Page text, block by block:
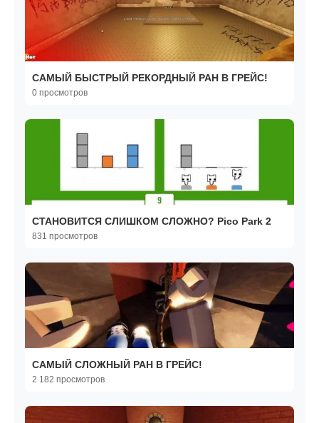
САМЫЙ БЫСТРЫЙ РЕКОРДНЫЙ РАН В ГРЕЙС!
0 просмотров
СТАНОВИТСЯ СЛИШКОМ СЛОЖНО? Pico Park 2
831 просмотров
САМЫЙ СЛОЖНЫЙ РАН В ГРЕЙС!
2 182 просмотров